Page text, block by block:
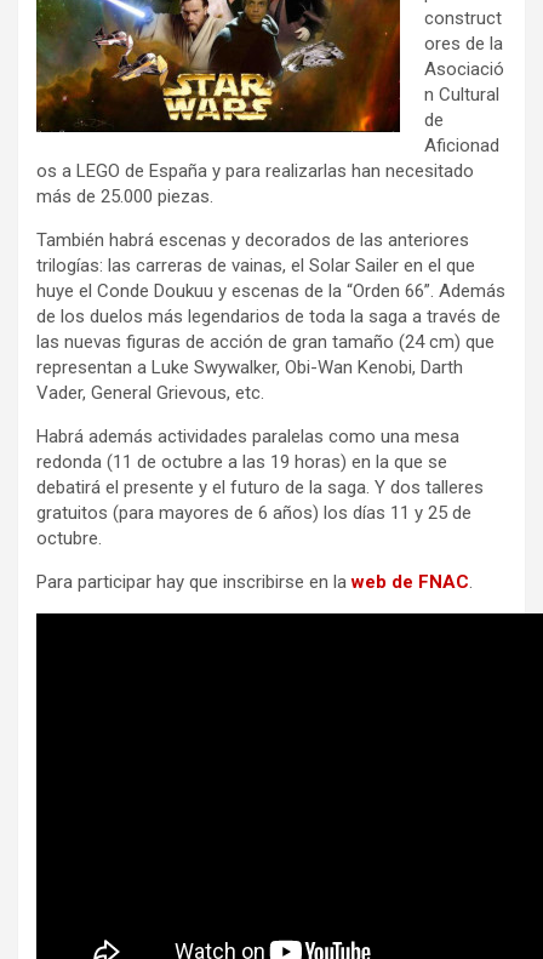
construct
ores de la
Asociació
n Cultural
de
Aficionad
os a LEGO de España y para realizarlas han necesitado
más de 25.000 piezas.
También habrá escenas y decorados de las anteriores
trilogías: las carreras de vainas, el Solar Sailer en el que
huye el Conde Doukuu y escenas de la “Orden 66”. Además
de los duelos más legendarios de toda la saga a través de
las nuevas figuras de acción de gran tamaño (24 cm) que
representan a Luke Swywalker, Obi-Wan Kenobi, Darth
Vader, General Grievous, etc.
Habrá además actividades paralelas como una mesa
redonda (11 de octubre a las 19 horas) en la que se
debatirá el presente y el futuro de la saga. Y dos talleres
gratuitos (para mayores de 6 años) los días 11 y 25 de
octubre.
Para participar hay que inscribirse en laweb de FNAC